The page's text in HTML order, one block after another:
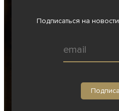
Подписаться на